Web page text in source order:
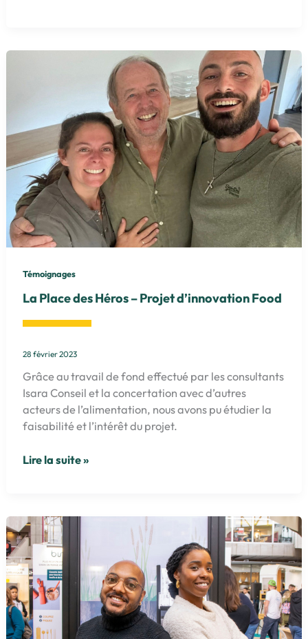
d’industrialisation…
Témoignages
La Place des Héros – Projet d’innovation Food
28 février 2023
Grâce au travail de fond effectué par les consultants
Isara Conseil et la concertation avec d’autres
acteurs de l’alimentation, nous avons pu étudier la
faisabilité et l’intérêt du projet.
La
–
Projet
d’innovation
Food
Lire la suite »